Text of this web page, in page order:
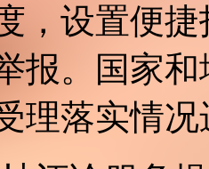
，设置便
报。国家
理落实情